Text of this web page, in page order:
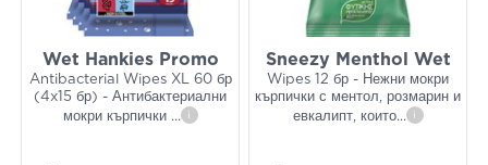
Wet Hankies Promo
Antibacterial Wipes XL 60 бр
(4x15 бр) - Антибактериални
мокри кърпички ... i
Sneezy Menthol Wet
Wipes 12 бр - Нежни мокри
кърпички с ментол, розмарин и
евкалипт, които... i